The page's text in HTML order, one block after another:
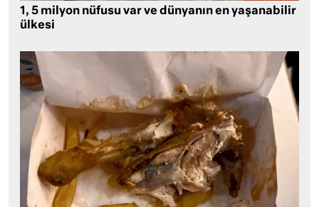
1, 5 milyon nüfusu var ve dünyanın en yaşanabilir
ülkesi